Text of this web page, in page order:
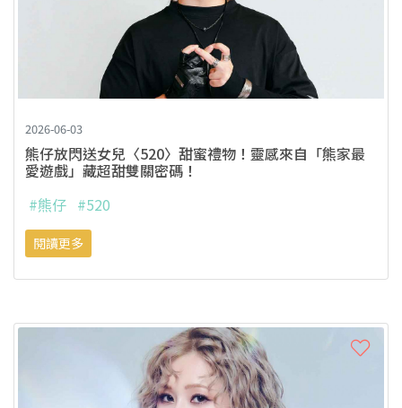
2026-06-03
熊仔放閃送女兒〈520〉甜蜜禮物！靈感來自「熊家最
愛遊戲」藏超甜雙關密碼！
#熊仔 #520
閱讀更多